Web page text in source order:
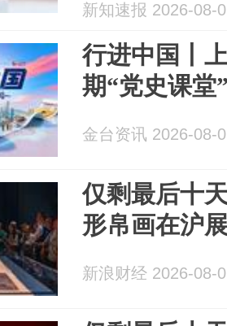
新知速报 2026-08-
行进中国丨
期“党史课堂
金台资讯 2026-08-
仅剩最后十
形帛画在沪
新浪财经 2026-08-